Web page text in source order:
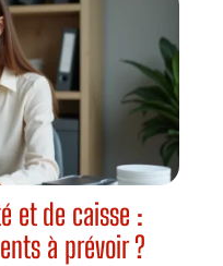
et de caisse :
à prévoir ?